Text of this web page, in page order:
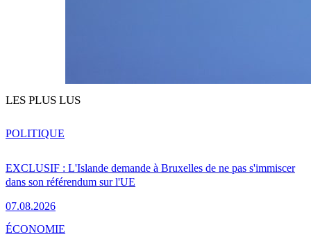
LES PLUS LUS
EXCLUSIF : L'Islande demande à Bruxelles de ne pas s'immiscer
dans son référendum sur l'UE
07.08.2026
POLITIQUE
ÉCONOMIE